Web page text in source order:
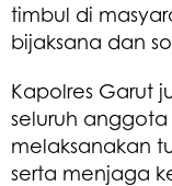
timbul di
bijaksana dan
Kapolres Garut
seluruh
melaksanakan
serta menjaga